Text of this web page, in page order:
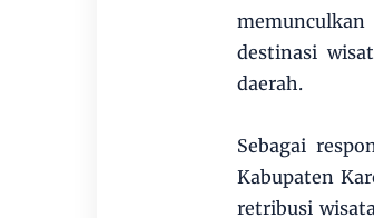
destinasi
daerah.
Sebagai
Kabupaten
retribusi